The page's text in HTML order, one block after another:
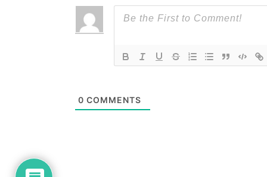
0 COMMENTS